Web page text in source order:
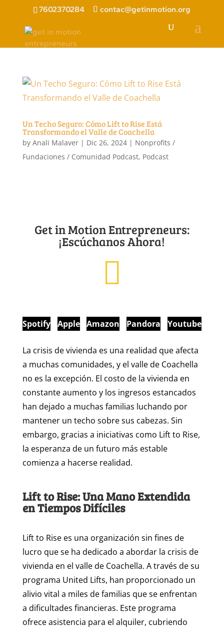
7602370284 contac@getinmotion.org
Un Techo Seguro: Cómo Lift to Rise Está
Transformando el Valle de Coachella
by Anali Malaver| Dic 26, 2024| Nonprofits /
Fundaciones / Comunidad Podcast, Podcast
Get in Motion Entrepreneurs:
¡Escúchanos Ahora!
Spotify Apple Amazon Pandora Youtube
La crisis de vivienda es una realidad que afecta
a muchas comunidades, y el valle de Coachella
no es la excepción. El costo de la vivienda en
constante aumento y los ingresos estancados
han dejado a muchas familias luchando por
mantener un techo sobre sus cabezas. Sin
embargo, gracias a iniciativas como Lift to Rise,
la esperanza de un futuro más estable
comienza a hacerse realidad.
Lift to Rise: Una Mano Extendida
en Tiempos Difíciles
Lift to Rise es una organización sin fines de
lucro que se ha dedicado a abordar la crisis de
vivienda en el valle de Coachella. A través de su
programa United Lifts, han proporcionado un
alivio vital a miles de familias que se enfrentan
a dificultades financieras. Este programa
ofrece asistencia para el alquiler, cubriendo